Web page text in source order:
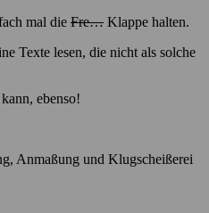
mal die Fre… Klappe halten.
Texte lesen, die nicht als solche
ebenso!
Anmaßung und Klugscheißerei